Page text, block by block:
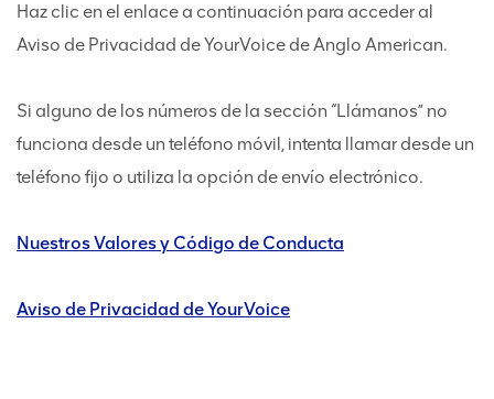
Haz clic en el enlace a continuación para acceder al
Aviso de Privacidad de YourVoice de Anglo American.
Si alguno de los números de la sección “Llámanos” no
funciona desde un teléfono móvil, intenta llamar desde un
teléfono fijo o utiliza la opción de envío electrónico.
Nuestros Valores y Código de Conducta
Aviso de Privacidad de YourVoice